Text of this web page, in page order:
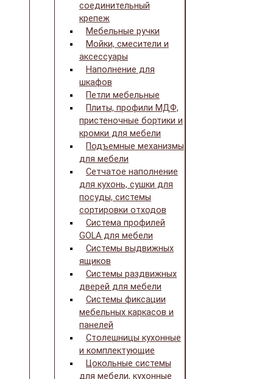
соединительный
крепеж
Мебельные ручки
Мойки, смесители и
аксессуары
Наполнение для
шкафов
Петли мебельные
Плиты, профили МДФ,
пристеночные бортики и
кромки для мебели
Подъемные механизмы
для мебели
Сетчатое наполнение
для кухонь, сушки для
посуды, системы
сортировки отходов
Система профилей
GOLA для мебели
Системы выдвижных
ящиков
Системы раздвижных
дверей для мебели
Системы фиксации
мебельных каркасов и
панелей
Столешницы кухонные
и комплектующие
Цокольные системы
для мебели, кухонные